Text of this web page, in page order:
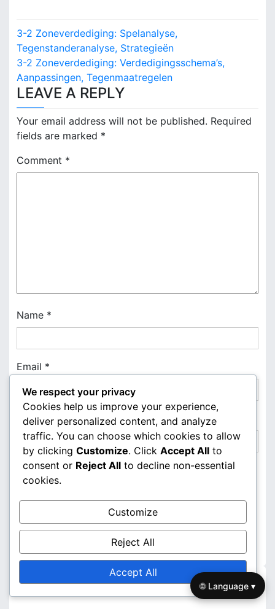
P
o
s
t
n
a
v
o
n
3-2 Zoneverdediging: Spelanalyse,
Tegenstanderanalyse, Strategieën
3-2 Zoneverdediging: Verdedigingsschema’s,
Aanpassingen, Tegenmaatregelen
LEAVE A REPLY
Your email address will not be published. Required
fields are marked *
Comment *
Name *
Email *
Website
Save my name, email, and website in this browser
for the next time I comment.
Links
We respect your privacy
Cookies help us improve your experience,
deliver personalized content, and analyze
traffic. You can choose which cookies to allow
by clicking Customize. Click Accept All to
consent or Reject All to decline non-essential
cookies.
Customize
Reject All
Accept All
🌐 Language ▾